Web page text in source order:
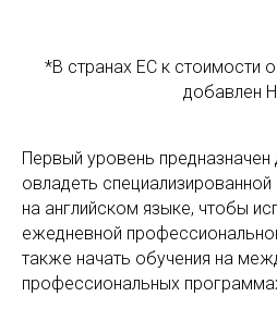
*В странах ЕС к стоимости
добавлен
Первый уровень
овладеть
на английском языке, чтобы
ежедневной
также начать обучения на
профессиональных